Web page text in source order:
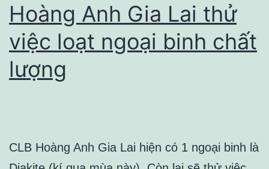
Hoàng Anh Gia Lai thử
việc loạt ngoại binh chất
lượng
CLB Hoàng Anh Gia Lai hiện có 1 ngoại binh là